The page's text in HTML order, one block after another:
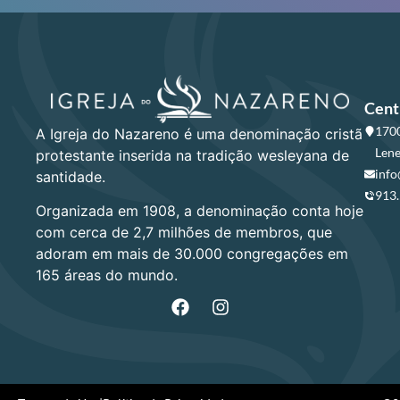
A Igreja do Nazareno é uma denominação cristã
protestante inserida na tradição wesleyana de
santidade.
Organizada em 1908, a denominação conta hoje
com cerca de 2,7 milhões de membros, que
adoram em mais de 30.000 congregações em
165 áreas do mundo.